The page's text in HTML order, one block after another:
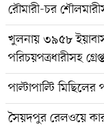
রৌমারী-চর
খুলনায় ৩৯৫৮
পরিচয়পত্রধারীসহ
পাল্টাপাল্টি
সৈয়দপুর রেলওয়ে